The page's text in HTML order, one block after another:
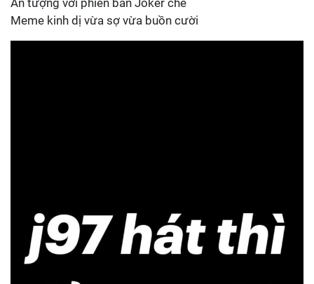
Meme kinh dị vừa sợ vừa buồn cười